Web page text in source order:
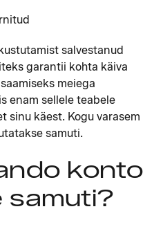
salvestanud
garantii kohta käiva
meiega
enam sellele teabele
sinu käest. Kogu varasem
samuti.
konto